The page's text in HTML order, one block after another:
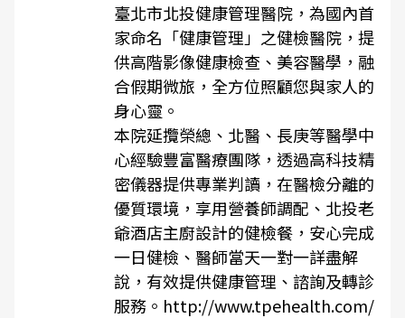
臺北市北投健康管理醫院，為國內首
家命名「健康管理」之健檢醫院，提
供高階影像健康檢查、美容醫學，融
合假期微旅，全方位照顧您與家人的
身心靈。
本院延攬榮總、北醫、長庚等醫學中
心經驗豐富醫療團隊，透過高科技精
密儀器提供專業判讀，在醫檢分離的
優質環境，享用營養師調配、北投老
爺酒店主廚設計的健檢餐，安心完成
一日健檢、醫師當天一對一詳盡解
說，有效提供健康管理、諮詢及轉診
服務。 http://www.tpehealth.com/